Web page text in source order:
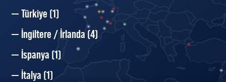
Türkiye (1)
İngiltere / İrlanda (4)
İspanya (1)
İtalya (1)